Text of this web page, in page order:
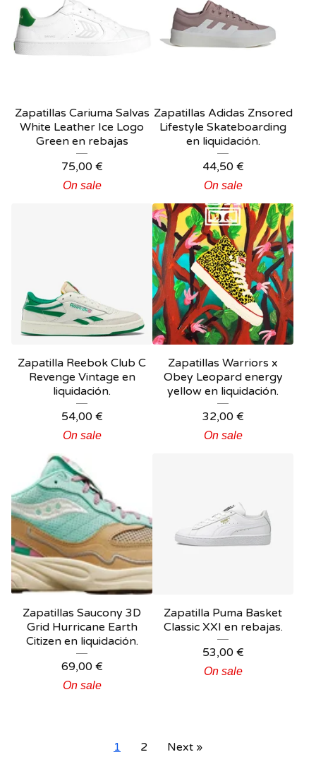
Zapatillas Cariuma Salvas
White Leather Ice Logo
Green en rebajas
75,00 €
On sale
Zapatillas Adidas Znsored
Lifestyle Skateboarding
en liquidación.
44,50 €
On sale
Zapatilla Reebok Club C
Revenge Vintage en
liquidación.
54,00 €
On sale
Zapatillas Warriors x
Obey Leopard energy
yellow en liquidación.
32,00 €
On sale
Zapatillas Saucony 3D
Grid Hurricane Earth
Citizen en liquidación.
69,00 €
On sale
Zapatilla Puma Basket
Classic XXI en rebajas.
53,00 €
On sale
1 2 Next »